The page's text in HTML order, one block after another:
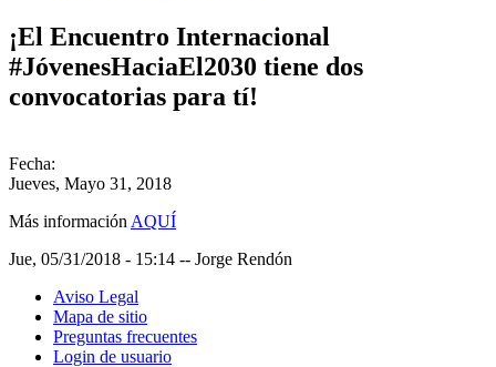
¡El Encuentro Internacional
#JóvenesHaciaEl2030 tiene dos
convocatorias para tí!
Fecha:
Jueves, Mayo 31, 2018
Más información AQUÍ
Jue, 05/31/2018 - 15:14 -- Jorge Rendón
Aviso Legal
Mapa de sitio
Preguntas frecuentes
Login de usuario